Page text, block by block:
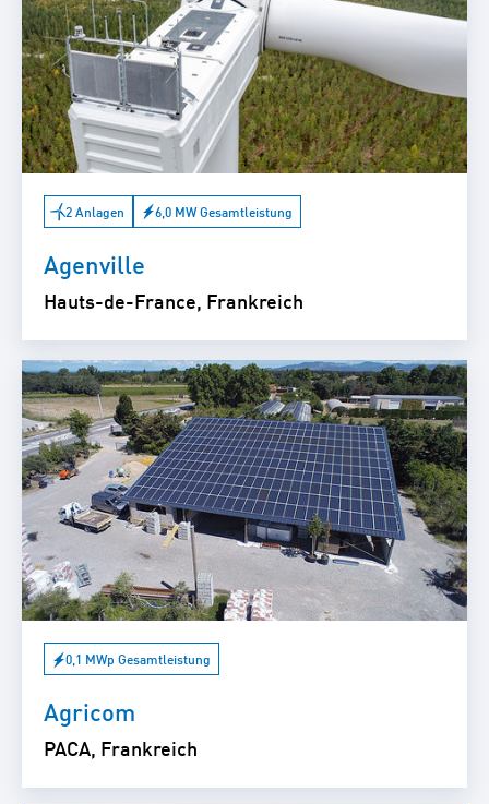
2 Anlagen 6,0 MW Gesamtleistung
Agenville
Hauts-de-France, Frankreich
0,1 MWp Gesamtleistung
Agricom
PACA, Frankreich